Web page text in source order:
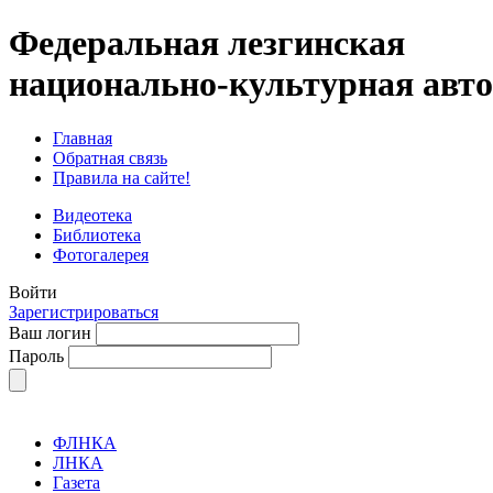
Федеральная лезгинская
национально-культурная
Главная
Обратная связь
Правила на сайте!
Видеотека
Библиотека
Фотогалерея
Войти
Зарегистрироваться
Ваш логин
Пароль
ФЛНКА
ЛНКА
Газета